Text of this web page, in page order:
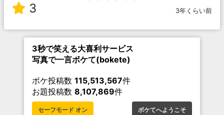
3 3年くらい前
3秒で笑える大喜利サービス
写真で一言ボケて(bokete)
ボケ投稿数 115,513,567件
お題投稿数 8,107,869件
セーフモード オン ボケてへようこそ